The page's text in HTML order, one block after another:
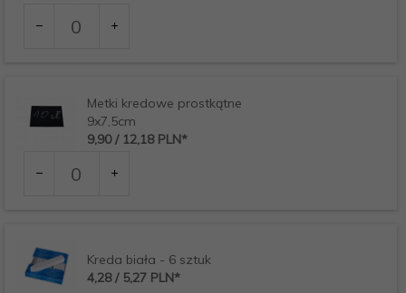
dla
Metki kredowe prostkątne
9x7,5cm
9,90 / 12,18 PLN*
dla
Kreda biała - 6 sztuk
4,28 / 5,27 PLN*